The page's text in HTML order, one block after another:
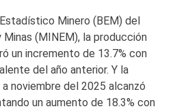
Minero (BEM) del
(MINEM), la producción
un incremento de 13.7% con
del año anterior. Y la
noviembre del 2025 alcanzó
un aumento de 18.3% con